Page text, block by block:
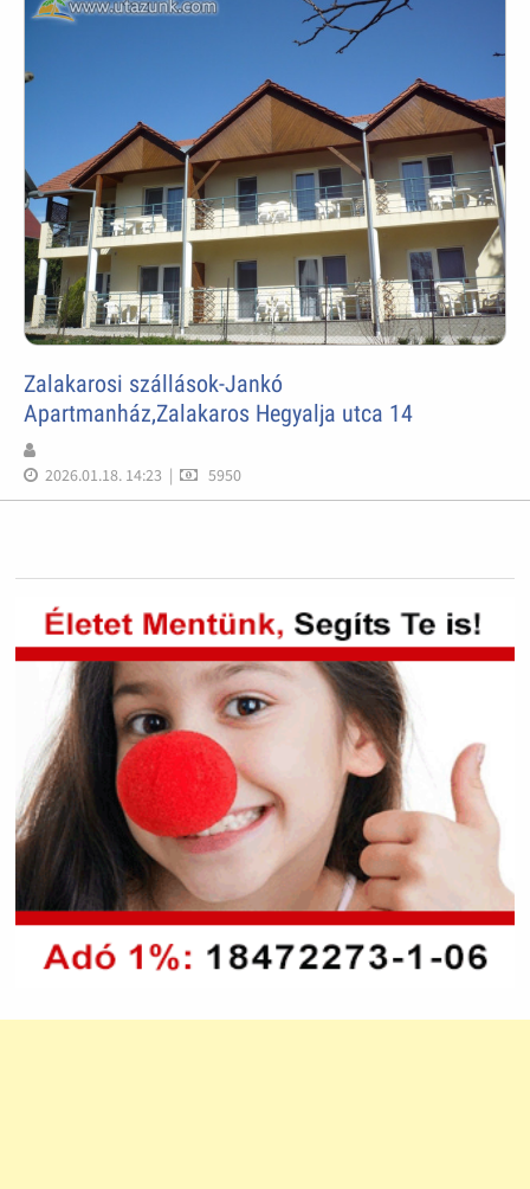
Zalakarosi szállások-Jankó
Apartmanház,Zalakaros Hegyalja utca 14
2026.01.18. 14:23 | 5950